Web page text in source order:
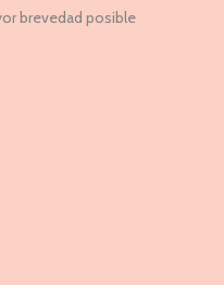
brevedad posible